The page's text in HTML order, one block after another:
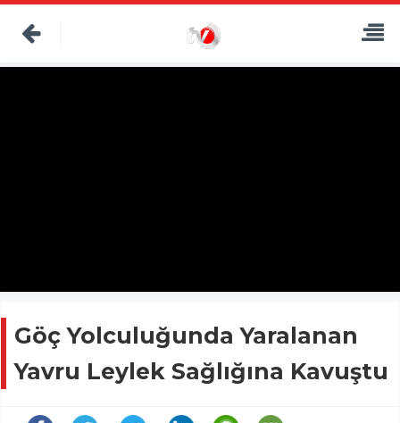
Göç Yolculuğunda Yaralanan
Yavru Leylek Sağlığına Kavuştu